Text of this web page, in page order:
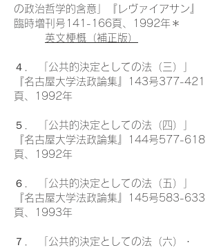
の政治哲学的含意」『レヴァイアサン』
臨時増刊号141-166頁、1992年＊
英文梗概（補正版）
４． 「公共的決定としての法（三）」
『名古屋大学法政論集』143号377-421
頁、1992年
５． 「公共的決定としての法（四）」
『名古屋大学法政論集』144号577-618
頁、1992年
６． 「公共的決定としての法（五）」
『名古屋大学法政論集』145号583-633
頁、1993年
７． 「公共的決定としての法（六）・